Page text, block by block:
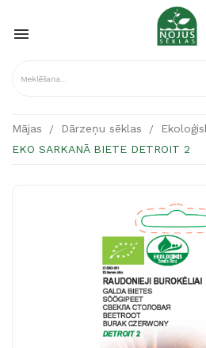

Mājas Dārzeņu sēklas
EKO SARKANĀ BIETE DETROIT 2